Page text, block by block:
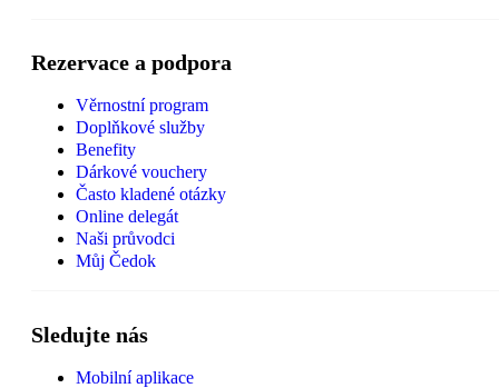
Rezervace a podpora
Věrnostní program
Doplňkové služby
Benefity
Dárkové vouchery
Často kladené otázky
Online delegát
Naši průvodci
Můj Čedok
Sledujte nás
Mobilní aplikace